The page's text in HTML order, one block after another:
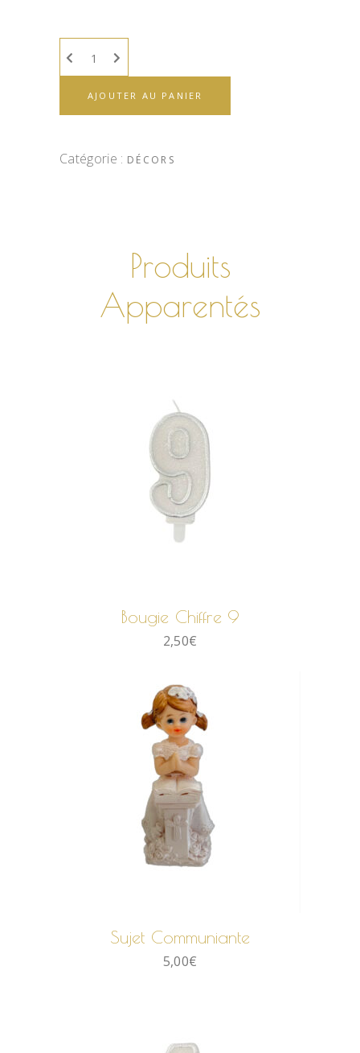
AJOUTER AU PANIER
Catégorie : DÉCORS
Produits
Apparentés
Bougie Chiffre 9
2,50€
Sujet Communiante
5,00€